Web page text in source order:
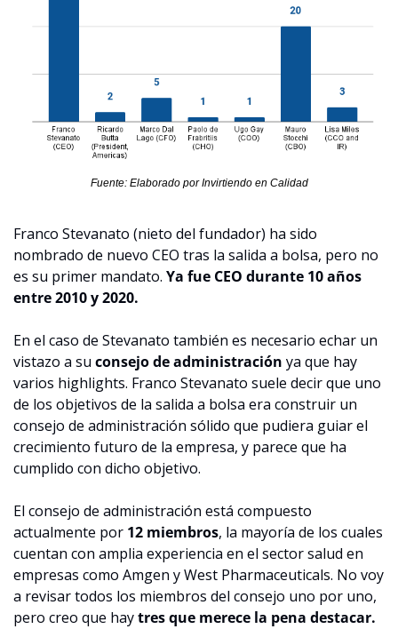
Fuente: Elaborado por Invirtiendo en Calidad
Franco Stevanato (nieto del fundador) ha sido
nombrado de nuevo CEO tras la salida a bolsa, pero no
es su primer mandato. Ya fue CEO durante 10 años
entre 2010 y 2020.
En el caso de Stevanato también es necesario echar un
vistazo a su consejo de administración ya que hay
varios highlights. Franco Stevanato suele decir que uno
de los objetivos de la salida a bolsa era construir un
consejo de administración sólido que pudiera guiar el
crecimiento futuro de la empresa, y parece que ha
cumplido con dicho objetivo.
El consejo de administración está compuesto
actualmente por 12 miembros, la mayoría de los cuales
cuentan con amplia experiencia en el sector salud en
empresas como Amgen y West Pharmaceuticals. No voy
a revisar todos los miembros del consejo uno por uno,
pero creo que hay tres que merece la pena destacar.